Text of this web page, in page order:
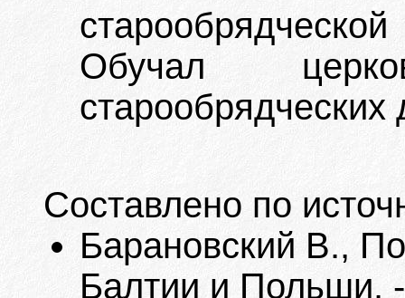
Обучал
старообрядческих
Составлено по
Барановский В.,
Балтии и Польши.